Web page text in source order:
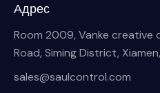
Адрес
Room 2009, Vanke creative
Road, Siming District,
sales@saulcontrol.com